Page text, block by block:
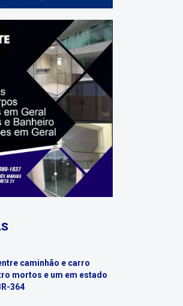
caminhão e carro
mortos e um em estado
364